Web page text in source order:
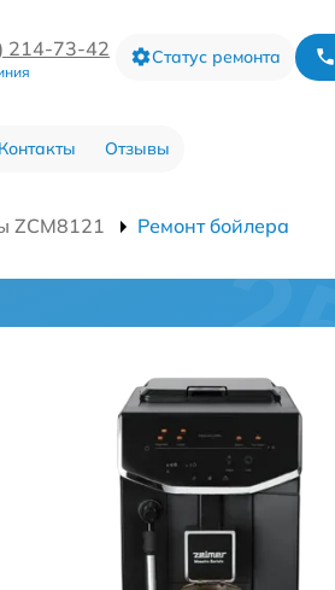
214-73-42 Статус ремонта
Контакты Отзывы
ZCM8121 Ремонт бойлера